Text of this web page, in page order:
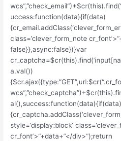
uccess:function(data){if(data)
class=’clever_form_note
false}},async:false})}var
a.val())
al(),success:function(data){if(data)
style=’display:block’
cr_font’>”+data+”</div>”);return